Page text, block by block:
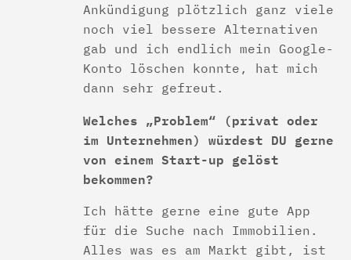
Ankündigung plötzlich ganz viele
noch viel bessere Alternativen
gab und ich endlich mein Google-
Konto löschen konnte, hat mich
dann sehr gefreut.
Welches „Problem“ (privat oder
im Unternehmen) würdest DU gerne
von einem Start-up gelöst
bekommen?
Ich hätte gerne eine gute App
für die Suche nach Immobilien.
Alles was es am Markt gibt, ist